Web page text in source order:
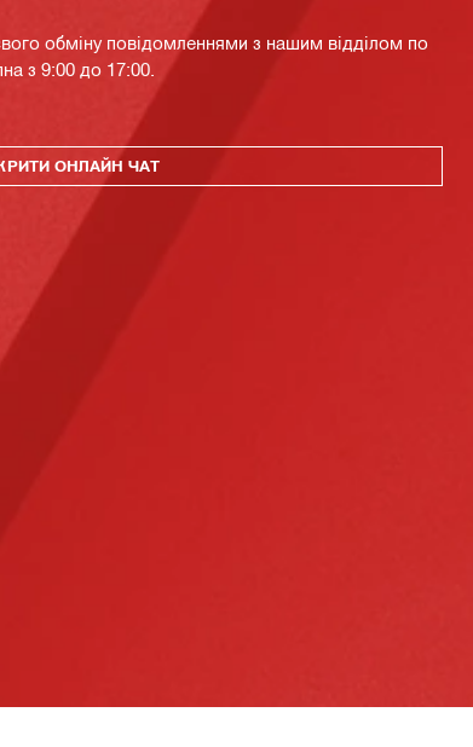
обміну повідомленнями з нашим відділом по
з 9:00 до 17:00.
ОНЛАЙН ЧАТ